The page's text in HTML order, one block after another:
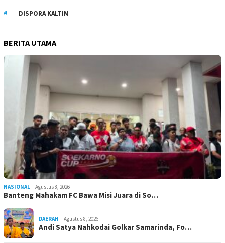
DISPORA KALTIM
BERITA UTAMA
NASIONAL Agustus 8, 2026
Banteng Mahakam FC Bawa Misi Juara di So…
DAERAH Agustus 8, 2026
Andi Satya Nahkodai Golkar Samarinda, Fo…